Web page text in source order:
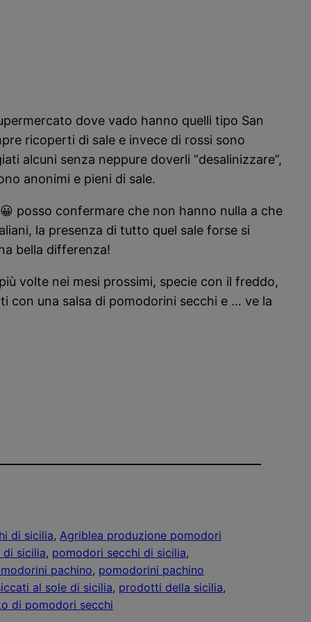
dove vado hanno quelli tipo San
ricoperti di sale e invece di rossi sono
alcuni senza neppure doverli “desalinizzare”,
anonimi e pieni di sale.
posso confermare che non hanno nulla a che
la presenza di tutto quel sale forse si
bella differenza!
volte nei mesi prossimi, specie con il freddo,
con una salsa di pomodorini secchi e … ve la
di sicilia, Agriblea produzione pomodori
di sicilia, pomodori secchi di sicilia
pachino, pomodorini pachino
al sole di sicilia, prodotti della sicilia
di pomodori secchi